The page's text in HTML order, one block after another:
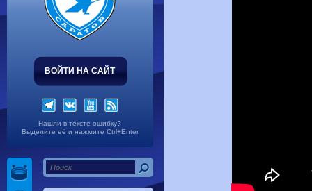
ВОЙТИ НА САЙТ
Нашли в тексте ошибку?
Выделите её и нажмите Ctrl+Enter